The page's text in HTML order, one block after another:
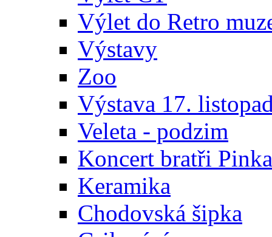
Výlet do Retro
Výstavy
Zoo
Výstava 17.
Veleta - podzim
Koncert bratři
Keramika
Chodovská šipka